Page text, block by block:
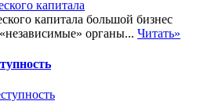
капитала большой бизнес
органы... Читать»